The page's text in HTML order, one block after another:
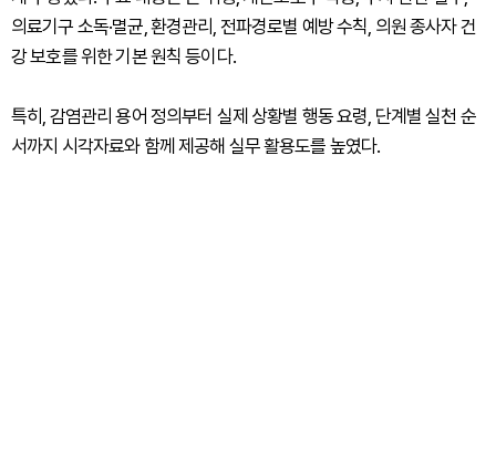
의료기구 소독·멸균, 환경관리, 전파경로별 예방 수칙, 의원 종사자 건
강 보호를 위한 기본 원칙 등이다.
특히, 감염관리 용어 정의부터 실제 상황별 행동 요령, 단계별 실천 순
서까지 시각자료와 함께 제공해 실무 활용도를 높였다.